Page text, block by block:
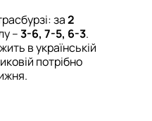
за2
–3-6, 7-5, 6-3.
в українській
потрібно